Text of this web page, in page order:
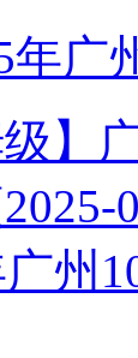
年广
级】
2025-
广州